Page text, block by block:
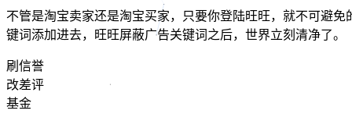
不管是淘宝卖家还是淘宝买家，只要你登陆旺旺，就不可避
键词添加进去，旺旺屏蔽广告关键词之后，世界立刻清净了。
刷信誉
改差评
基金